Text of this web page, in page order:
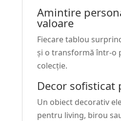
Amintire
valoare
Fiecare tablou
și o transformă într-o
colecție.
Decor sofisticat
Un obiect decorativ
pentru living, birou